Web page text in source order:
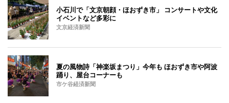
小石川で「文京朝顔・ほおずき市」 コンサートや文化
イベントなど多彩に
文京経済新聞
夏の風物詩「神楽坂まつり」今年も ほおずき市や阿波
踊り、屋台コーナーも
市ケ谷経済新聞